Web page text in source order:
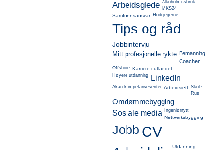
Arbeidsglede Alkoholmissbruk
MKS24
Samfunnsansvar Hodejegerne
Tips og råd
Jobbintervju
Mitt profesjonelle rykte Bemanning
Coachen
Offshore Karriere i utlandet
Høyere utdanning LinkedIn
Akan kompetansesenter Arbeidsrett Skole
Rus
Omdømmebygging
Sosiale media
Ingeniørnytt
Nettverksbygging
Jobb CV
Utdanning